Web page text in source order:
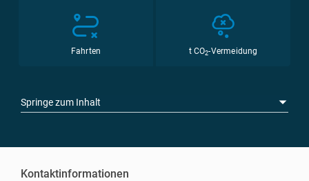
Fahrten t CO2-Vermeidung
Springe zum Inhalt
Kontaktinformationen